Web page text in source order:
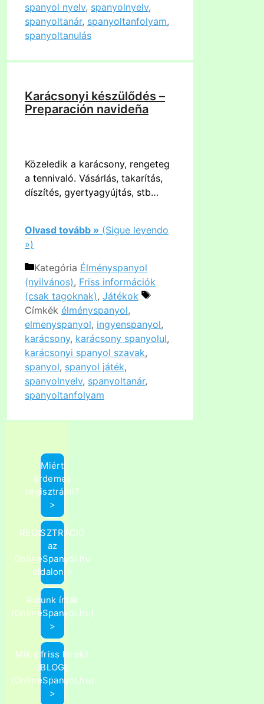
spanyol nyelv, spanyolnyelv,
spanyoltanár, spanyoltanfolyam,
spanyoltanulás
Karácsonyi készülődés –
Preparación navideña
Közeledik a karácsony, rengeteg
a tennivaló. Vásárlás, takarítás,
díszítés, gyertyagyújtás, stb…
Olvasd tovább » (Sigue leyendo
»)
Kategória Élményspanyol
(nyilvános), Friss információk
(csak tagoknak), Játékok
Címkék élményspanyol,
elmenyspanyol, ingyenspanyol,
karácsony, karácsony spanyolul,
karácsonyi spanyol szavak,
spanyol, spanyol játék,
spanyolnyelv, spanyoltanár,
spanyoltanfolyam
Miért
érdemes
regisztrálni?
>
REGISZTRÁCIÓ
az
OnlineSpanyol.hu
oldalon >
Rólunk írták
(OnlineSpanyol.hu)
>
Mik a friss hírek?
(BLOG)
(OnlineSpanyol.hu)
>